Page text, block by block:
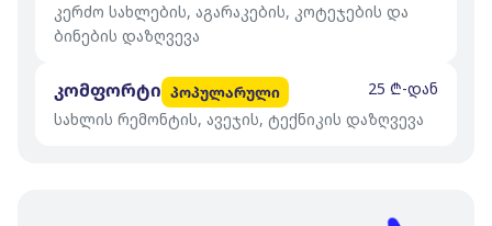
კერძო სახლების, აგარაკების, კოტეჯების და
ბინების დაზღვევა
კომფორტი პოპულარული
25 ₾-დან
სახლის რემონტის, ავეჯის, ტექნიკის დაზღვევა